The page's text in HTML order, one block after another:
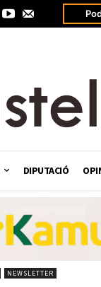
DIPUTACIÓ
NEWSLETTER